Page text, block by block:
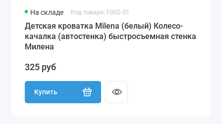
На складе Код товара: F002-01
Детская кроватка Milena (белый) Колесо-
качалка (автостенка) быстросъемная стенка
Милена
325 руб
Купить